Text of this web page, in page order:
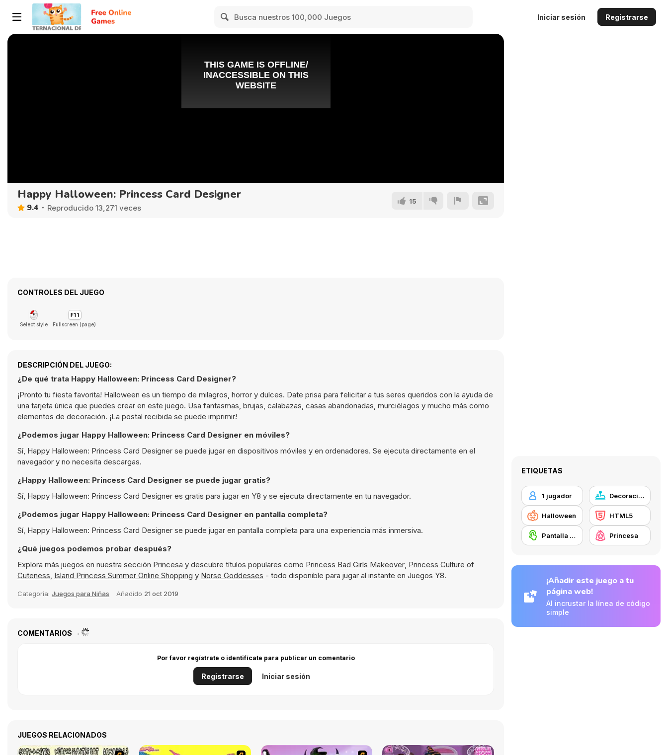
Iniciar sesión Registrarse
Happy Halloween: Princess Card Designer
9.4 Reproducido 13,271 veces
15
CONTROLES DEL JUEGO
Select style Fullscreen (page)
DESCRIPCIÓN DEL JUEGO:
¿De qué trata Happy Halloween: Princess Card Designer?
¡Pronto tu fiesta favorita! Halloween es un tiempo de milagros, horror y dulces. Date prisa para felicitar a tus seres queridos con la ayuda de
una tarjeta única que puedes crear en este juego. Usa fantasmas, brujas, calabazas, casas abandonadas, murciélagos y mucho más como
elementos de decoración. ¡La postal recibida se puede imprimir!
¿Podemos jugar Happy Halloween: Princess Card Designer en móviles?
Sí, Happy Halloween: Princess Card Designer se puede jugar en dispositivos móviles y en ordenadores. Se ejecuta directamente en el
navegador y no necesita descargas.
¿Happy Halloween: Princess Card Designer se puede jugar gratis?
Sí, Happy Halloween: Princess Card Designer es gratis para jugar en Y8 y se ejecuta directamente en tu navegador.
¿Podemos jugar Happy Halloween: Princess Card Designer en pantalla completa?
Sí, Happy Halloween: Princess Card Designer se puede jugar en pantalla completa para una experiencia más inmersiva.
¿Qué juegos podemos probar después?
Explora más juegos en nuestra sección Princesa y descubre títulos populares como Princess Bad Girls Makeover, Princess Culture of
Cuteness, Island Princess Summer Online Shopping y Norse Goddesses - todo disponible para jugar al instante en Juegos Y8.
Categoría: Juegos para Niñas Añadido 21 oct 2019
COMENTARIOS
Por favor regístrate o identifícate para publicar un comentario
Registrarse Iniciar sesión
JUEGOS RELACIONADOS
ETIQUETAS
1 jugador Decoración
Halloween HTML5
Pantalla táctil Princesa
¡Añadir este juego a tu
página web!
Al incrustar la línea de código
simple